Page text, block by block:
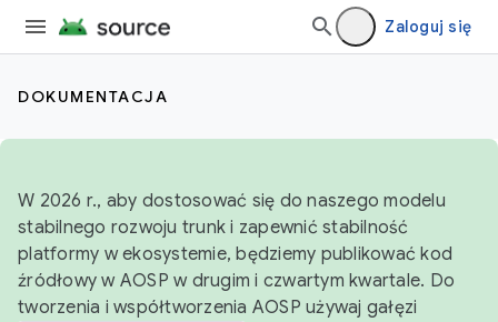
Zaloguj się
DOKUMENTACJA
W 2026 r., aby dostosować się do naszego modelu
stabilnego rozwoju trunk i zapewnić stabilność
platformy w ekosystemie, będziemy publikować kod
źródłowy w AOSP w drugim i czwartym kwartale. Do
tworzenia i współtworzenia AOSP używaj gałęzi